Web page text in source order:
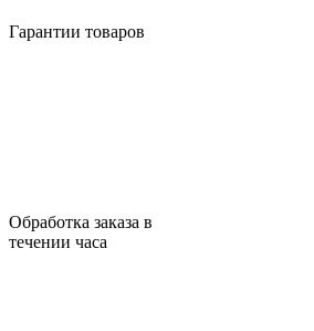
Гарантии товаров
Обработка заказа в
течении часа